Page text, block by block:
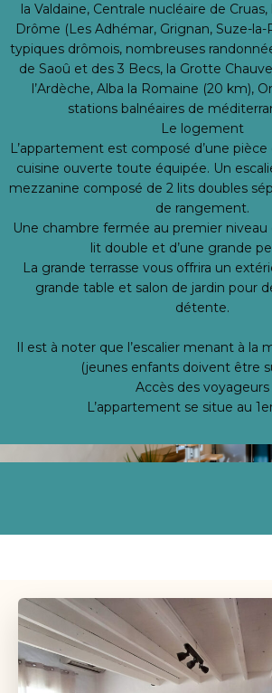
la Valdaine, Centrale nucléaire de
Drôme (Les Adhémar, Grignan, Suze-la-
typiques drômois, nombreuses
de Saoû et des 3 Becs, la Grotte
l’Ardèche, Alba la Romaine (20 km),
stations balnéaires de
Le logement
L’appartement est composé d’une
cuisine ouverte toute équipée. Un
mezzanine composé de 2 lits doubles
de rangement.
Une chambre fermée au premier niveau
lit double et d’une grande
La grande terrasse vous offrira un
grande table et salon de jardin pour
détente.
Il est à noter que l’escalier menant à la
(jeunes enfants doivent être
Accès des voyageurs
L’appartement se situe au